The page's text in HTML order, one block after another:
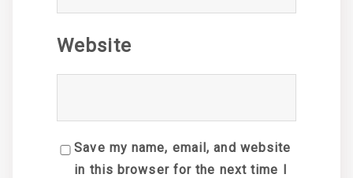
Website
Save my name, email, and website
in this browser for the next time I